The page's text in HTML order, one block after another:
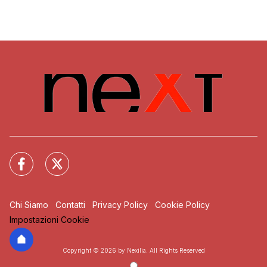
Chi Siamo Contatti Privacy Policy
Cookie Policy
Impostazioni Cookie
Copyright © 2026 by Nexilia. All Rights Reserved